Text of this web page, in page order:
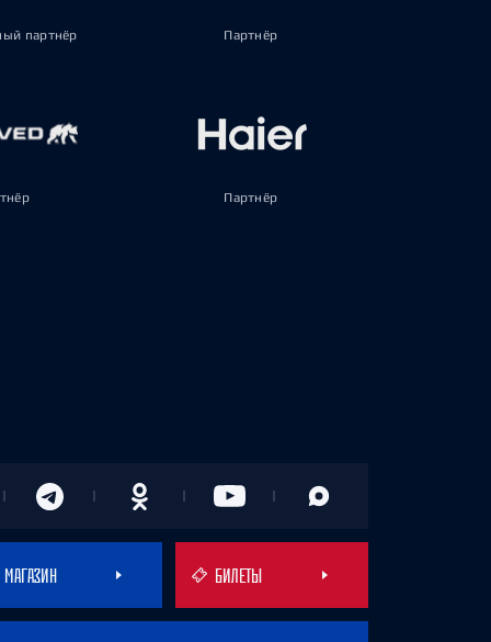
партнёр Партнёр
Партнёр
МАГАЗИН БИЛЕТЫ